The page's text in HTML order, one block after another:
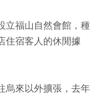
立福山自然會館，種
住宿客人的休閒據
烏來以外擴張，去年